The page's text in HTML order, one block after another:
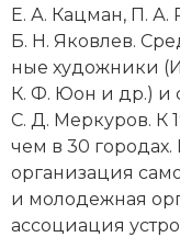
История
История
История,
исторического
Итория
Е. А. Кац­ман, П.
Б. Н. Яковлев.
ные художники
К. Ф. Юон и др.) и
С. Д. Меркуров. К
чем в 30
организация
и молодежная
ассоциация